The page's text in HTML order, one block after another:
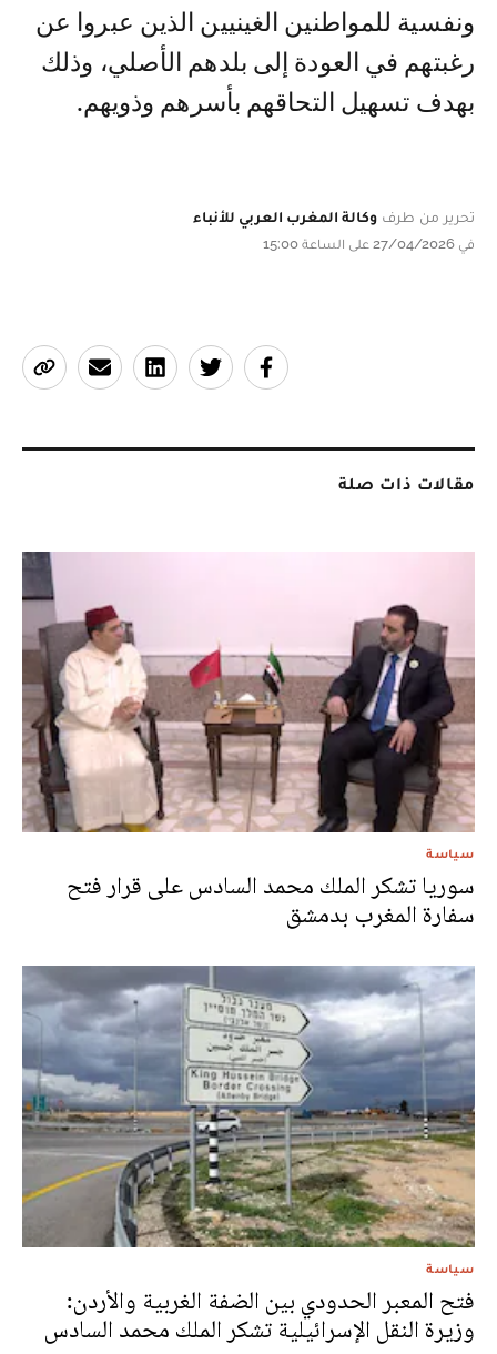
ونفسية للمواطنين الغينيين الذين عبروا عن
رغبتهم في العودة إلى بلدهم الأصلي، وذلك
بهدف تسهيل التحاقهم بأسرهم وذويهم.
تحرير من طرف وكالة المغرب العربي للأنباء
في 27/04/2026 على الساعة 15:00
مقالات ذات صلة
سياسة
سوريا تشكر الملك محمد السادس على قرار فتح
سفارة المغرب بدمشق
سياسة
فتح المعبر الحدودي بين الضفة الغربية والأردن:
وزيرة النقل الإسرائيلية تشكر الملك محمد السادس